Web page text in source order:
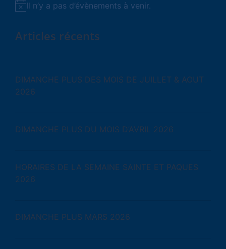
Notice
Il n’y a pas d’évènements à venir.
Articles récents
DIMANCHE PLUS DES MOIS DE JUILLET & AOUT
2026
DIMANCHE PLUS DU MOIS D’AVRIL 2026
HORAIRES DE LA SEMAINE SAINTE ET PAQUES
2026
DIMANCHE PLUS MARS 2026